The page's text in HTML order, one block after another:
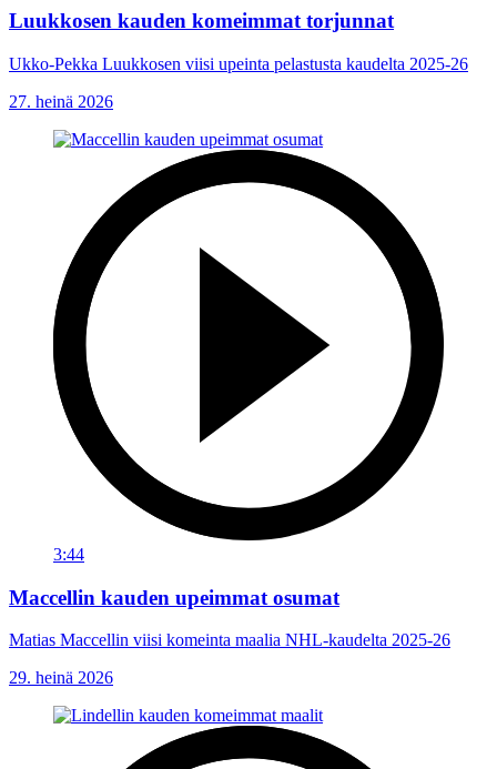
Luukkosen kauden komeimmat torjunnat
Ukko-Pekka Luukkosen viisi upeinta pelastusta kaudelta 2025-26
27. heinä 2026
3:44
Maccellin kauden upeimmat osumat
Matias Maccellin viisi komeinta maalia NHL-kaudelta 2025-26
29. heinä 2026